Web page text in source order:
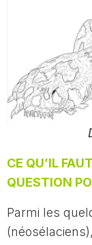
CE QU’IL
QUESTION
Parmi les